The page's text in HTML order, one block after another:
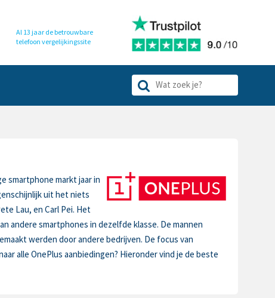
Al 13 jaar de betrouwbare
telefoon vergelijkingssite
smartphone markt jaar in
uit het niets
Lau, en Carl Pei. Het
andere smartphones in dezelfde klasse. De mannen
werden door andere bedrijven. De focus van
alle OnePlus aanbiedingen? Hieronder vind je de beste